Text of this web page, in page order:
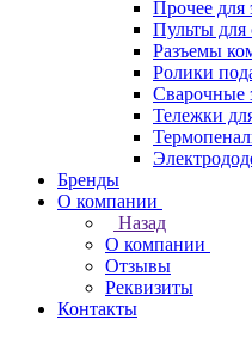
Прочее для
Пульты для
Разъемы
Ролики
Сварочные
Тележки
Бренды
О компании
Назад
О компании
Отзывы
Реквизиты
Контакты